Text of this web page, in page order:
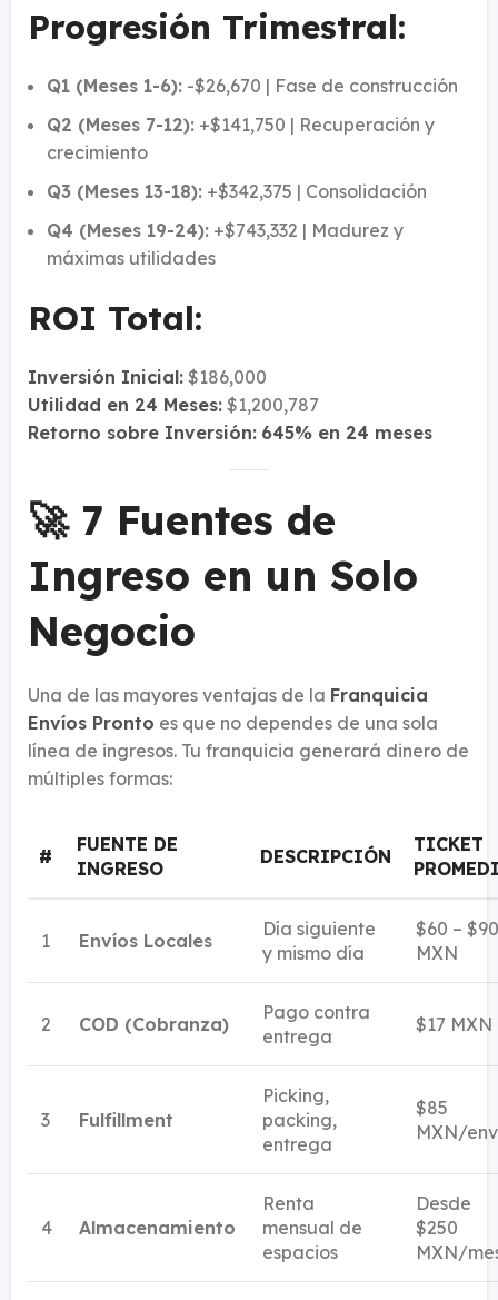
Progresión Trimestral:
Q1 (Meses 1-6): -$26,670 | Fase de construcción
Q2 (Meses 7-12): +$141,750 | Recuperación y
crecimiento
Q3 (Meses 13-18): +$342,375 | Consolidación
Q4 (Meses 19-24): +$743,332 | Madurez y
máximas utilidades
ROI Total:
Inversión Inicial: $186,000
Utilidad en 24 Meses: $1,200,787
Retorno sobre Inversión: 645% en 24 meses
🚀 7 Fuentes de
Ingreso en un Solo
Negocio
Una de las mayores ventajas de la Franquicia
Envíos Pronto es que no dependes de una sola
línea de ingresos. Tu franquicia generará dinero de
múltiples formas:
#
FUENTE DE
INGRESO
DESCRIPCIÓN
TICKET
1 Envíos Locales
Día siguiente
y mismo día
$60 – $90
MXN
2 COD (Cobranza)
Pago contra
entrega
$17 MXN
3 Fulfillment
Picking,
packing,
entrega
$85
MXN/
4 Almacenamiento
Renta
mensual de
espacios
Desde
$250
MXN/